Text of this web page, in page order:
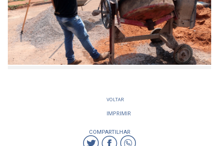
VOLTAR
IMPRIMIR
COMPARTILHAR